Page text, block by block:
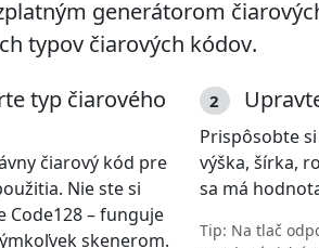
generátorom
typov čiarových kódov.
typ čiarového
čiarový kód pre
Nie ste si
Code128 – funguje
skenerom.
2
Prispôsobte
výška, šírka,
sa má
Tip: Na tlač